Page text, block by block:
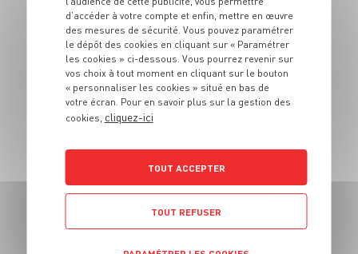
PLAT
Salade colorée à la
thaï façon coleslaw
4 pers. 20 min
Involtini de
courgettes à la
d’accéder à votre compte et enfin, mettre en œuvre
des mesures de sécurité. Vous pouvez paramétrer
le dépôt des cookies en cliquant sur « Paramétrer
les cookies » ci-dessous. Vous pourrez revenir sur
vos choix à tout moment en cliquant sur le bouton
« personnaliser les cookies » situé en bas de
votre écran. Pour en savoir plus sur la gestion des
cookies, cliquez-ici
TOUT ACCEPTER
TOUT REFUSER